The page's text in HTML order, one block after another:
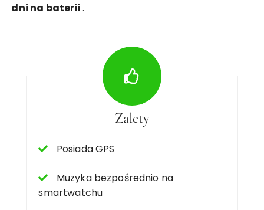
dni na baterii .
Zalety
Posiada GPS
Muzyka bezpośrednio na
smartwatchu